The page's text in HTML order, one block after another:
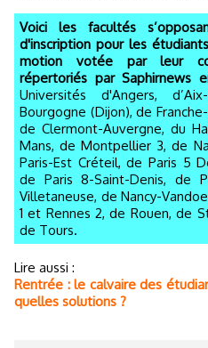
Voici les facultés s’opposant à la hausse des frais
d'inscription pour les
motion votée par leur
répertoriés par Saphirnews
Universités d'Angers,
Bourgogne (Dijon), de
de Clermont-Auvergne, du
Mans, de Montpellier 3, de
Paris-Est Créteil, de Paris 5
de Paris 8-Saint-Denis, de
Villetaneuse, de Nancy-
1 et Rennes 2, de Rouen, de
de Tours.
Lire aussi :
Rentrée : le calvaire des
quelles solutions ?